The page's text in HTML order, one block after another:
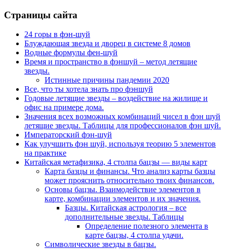
Страницы сайта
24 горы в фэн-шуй
Блуждающая звезда и дворец в системе 8 домов
Водные формулы фен-шуй
Время и пространство в фэншуй – метод летящие
звезды.
Истинные причины пандемии 2020
Все, что ты хотела знать про фэншуй
Годовые летящие звезды – воздействие на жилище и
офис на примере дома.
Значения всех возможных комбинаций чисел в фэн шуй
летящие звезды. Таблицы для профессионалов фэн шуй.
Императорский фэн-шуй
Как улучшить фэн шуй, используя теорию 5 элементов
на практике
Китайская метафизика, 4 столпа бацзы — виды карт
Карта базцы и финансы. Что анализ карты базцы
может прояснить относительно твоих финансов.
Основы бацзы. Взаимодействие элементов в
карте, комбинации элементов и их значения.
Базцы. Китайская астрология – все
дополнительные звезды. Таблицы
Определение полезного элемента в
карте бацзы, 4 столпа удачи.
Символические звезды в бацзы.